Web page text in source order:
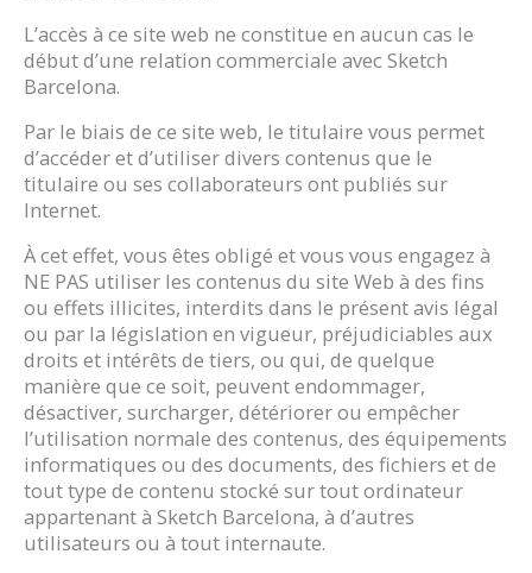
L’accès à ce site web ne constitue en aucun cas le
début d’une relation commerciale avec Sketch
Barcelona.
Par le biais de ce site web, le titulaire vous permet
d’accéder et d’utiliser divers contenus que le
titulaire ou ses collaborateurs ont publiés sur
Internet.
À cet effet, vous êtes obligé et vous vous engagez à
NE PAS utiliser les contenus du site Web à des fins
ou effets illicites, interdits dans le présent avis légal
ou par la législation en vigueur, préjudiciables aux
droits et intérêts de tiers, ou qui, de quelque
manière que ce soit, peuvent endommager,
désactiver, surcharger, détériorer ou empêcher
l’utilisation normale des contenus, des équipements
informatiques ou des documents, des fichiers et de
tout type de contenu stocké sur tout ordinateur
appartenant à Sketch Barcelona, à d’autres
utilisateurs ou à tout internaute.